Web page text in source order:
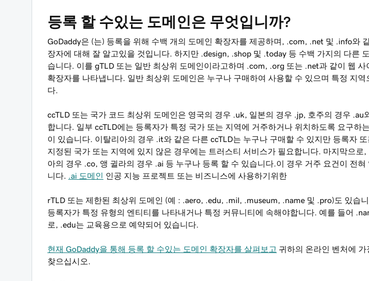
등록 할 수있는 도메인은 무엇입니까?
GoDaddy은 (는) 등록을 위해 수백 개의 도메인 확장자를 제공하며, .com, .net 및 .info와
장자에 대해 잘 알고있을 것입니다. 하지만 .design, .shop 및 .today 등 수백 가지의 다른
습니다. 이를 gTLD 또는 일반 최상위 도메인이라고하며 .com, .org 또는 .net과 같이 웹 사
확장자를 나타냅니다. 일반 최상위 도메인은 누구나 구매하여 사용할 수 있으며 특정 지역
다.
ccTLD 또는 국가 코드 최상위 도메인은 영국의 경우 .uk, 일본의 경우 .jp, 호주의 경우 .au
합니다. 일부 ccTLD에는 등록자가 특정 국가 또는 지역에 거주하거나 위치하도록 요구하
이 있습니다. 이탈리아의 경우 .it와 같은 다른 ccTLD는 누구나 구매할 수 있지만 등록자
지정된 국가 또는 지역에 있지 않은 경우에는 트러스티 서비스가 필요합니다. 마지막으로,
아의 경우 .co, 앵 귈라의 경우 .ai 등 누구나 등록 할 수 있습니다.이 경우 거주 요건이 전혀
니다.
.ai 도메인 인공 지능 프로젝트 또는 비즈니스에 사용하기위한
rTLD 또는 제한된 최상위 도메인 (예 : .aero, .edu, .mil, .museum, .name 및 .pro)도 있습
등록자가 특정 유형의 엔티티를 나타내거나 특정 커뮤니티에 속해야합니다. 예를 들어
로, .edu는 교육용으로 예약되어 있습니다.
현재 GoDaddy을 통해 등록 할 수있는 도메인 확장자를 살펴보고 귀하의 온라인 벤처에
찾으십시오.